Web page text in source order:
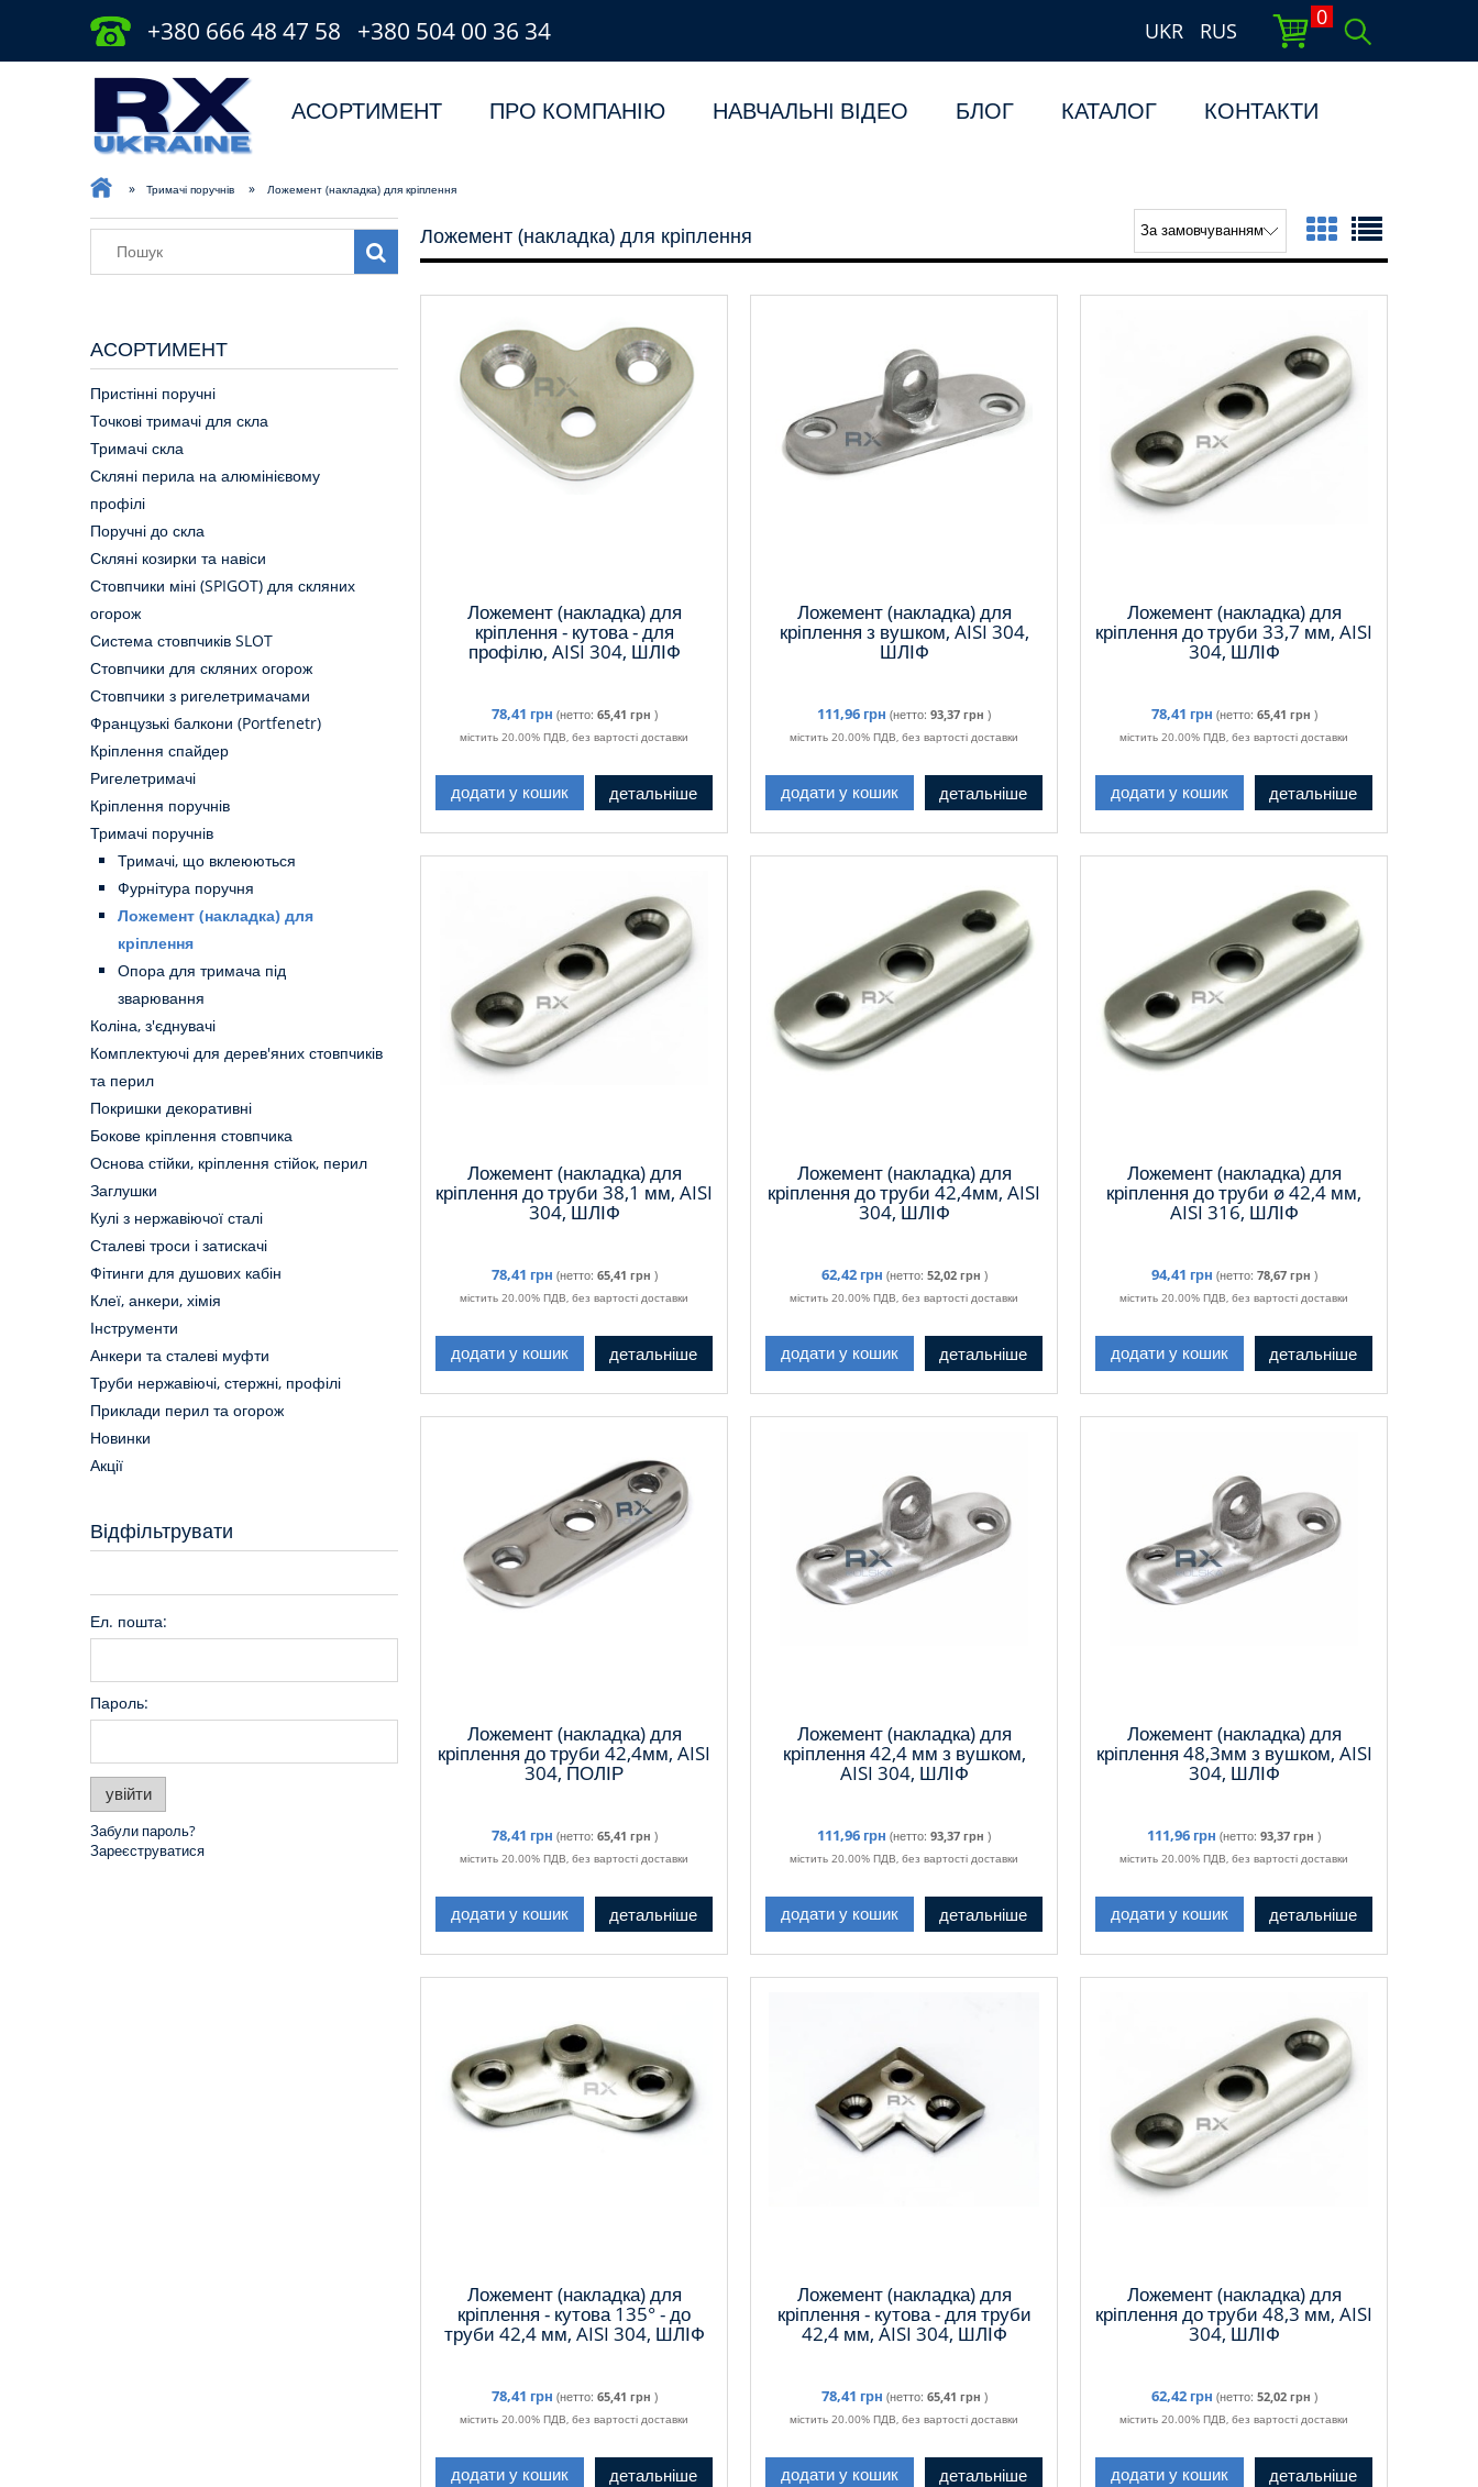
+380 666 48 47 58 +380 504 00 36 34 UKR RUS
0
АСОРТИМЕНТ ПРО КОМПАНІЮ НАВЧАЛЬНI ВІДЕО БЛОГ КАТАЛОГ КОНТАКТИ
» Тримачі поручнів » Ложемент (накладка) для кріплення
АСОРТИМЕНТ
Пристінні поручні
Точкові тримачі для скла
Тримачі скла
Скляні перила на алюмінієвому
профілі
Поручні до скла
Скляні козирки та навіси
Стовпчики міні (SPIGOT) для скляних
огорож
Система стовпчиків SLOT
Стовпчики для скляних огорож
Стовпчики з ригелетримачами
Французькі балкони (Portfenetr)
Кріплення спайдер
Ригелетримачі
Кріплення поручнів
Тримачі поручнів
Тримачі, що вклеюються
Фурнітура поручня
Ложемент (накладка) для
кріплення
Опора для тримача під
зварювання
Коліна, з'єднувачі
Комплектуючі для дерев'яних стовпчиків
та перил
Покришки декоративні
Бокове кріплення стовпчика
Основа стійки, кріплення стійок, перил
Заглушки
Кулі з нержавіючої сталі
Сталеві троси і затискачі
Фітинги для душових кабін
Клеї, анкери, хімія
Інструменти
Анкери та сталеві муфти
Труби нержавіючі, стержні, профілі
Приклади перил та огорож
Новинки
Акції
Відфільтрувати
Ел. пошта:
Пароль:
увійти
Забули пароль?
Зареєструватися
Ложемент (накладка) для кріплення
Ложемент (накладка) для
кріплення - кутова - для
профілю, AISI 304, ШЛІФ
78,41 грн (нетто: 65,41 грн )
містить 20.00% ПДВ, без вартості доставки
додати у кошик детальніше
Ложемент (накладка) для
кріплення з вушком, AISI 304,
ШЛІФ
111,96 грн (нетто: 93,37 грн )
містить 20.00% ПДВ, без вартості доставки
додати у кошик детальніше
Ложемент (накладка) для
кріплення до труби 33,7 мм, AISI
304, ШЛІФ
78,41 грн (нетто: 65,41 грн )
містить 20.00% ПДВ, без вартості доставки
додати у кошик детальніше
Ложемент (накладка) для
кріплення до труби 38,1 мм, AISI
304, ШЛІФ
78,41 грн (нетто: 65,41 грн )
містить 20.00% ПДВ, без вартості доставки
додати у кошик детальніше
Ложемент (накладка) для
кріплення до труби 42,4мм, AISI
304, ШЛІФ
62,42 грн (нетто: 52,02 грн )
містить 20.00% ПДВ, без вартості доставки
додати у кошик детальніше
Ложемент (накладка) для
кріплення до труби ø 42,4 мм,
AISI 316, ШЛІФ
94,41 грн (нетто: 78,67 грн )
містить 20.00% ПДВ, без вартості доставки
додати у кошик детальніше
Ложемент (накладка) для
кріплення до труби 42,4мм, AISI
304, ПОЛІР
78,41 грн (нетто: 65,41 грн )
містить 20.00% ПДВ, без вартості доставки
додати у кошик детальніше
Ложемент (накладка) для
кріплення 42,4 мм з вушком,
AISI 304, ШЛІФ
111,96 грн (нетто: 93,37 грн )
містить 20.00% ПДВ, без вартості доставки
додати у кошик детальніше
Ложемент (накладка) для
кріплення 48,3мм з вушком, AISI
304, ШЛІФ
111,96 грн (нетто: 93,37 грн )
містить 20.00% ПДВ, без вартості доставки
додати у кошик детальніше
Ложемент (накладка) для
кріплення - кутова 135° - до
труби 42,4 мм, AISI 304, ШЛІФ
78,41 грн (нетто: 65,41 грн )
містить 20.00% ПДВ, без вартості доставки
додати у кошик детальніше
Ложемент (накладка) для
кріплення - кутова - для труби
42,4 мм, AISI 304, ШЛІФ
78,41 грн (нетто: 65,41 грн )
містить 20.00% ПДВ, без вартості доставки
додати у кошик детальніше
Ложемент (накладка) для
кріплення до труби 48,3 мм, AISI
304, ШЛІФ
62,42 грн (нетто: 52,02 грн )
містить 20.00% ПДВ, без вартості доставки
додати у кошик детальніше